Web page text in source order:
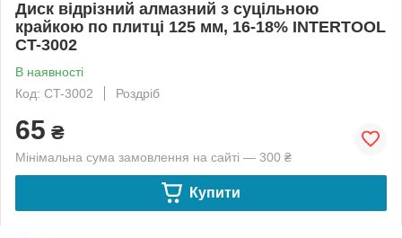
Диск відрізний алмазний з суцільною
крайкою по плитці 125 мм, 16-18% INTERTOOL
CT-3002
В наявності
Код: CT-3002
Роздріб
65 ₴
Мінімальна сума замовлення на сайті — 300 ₴
Купити